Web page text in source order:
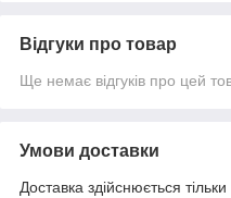
Відгуки про товар
Ще немає відгуків про цей
Умови доставки
Доставка здійснюється